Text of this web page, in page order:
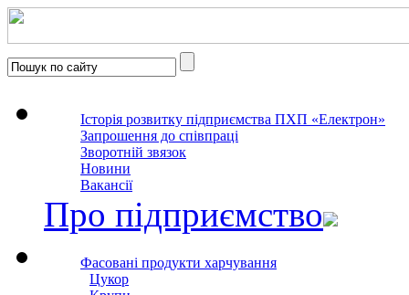
Історія розвитку підприємства ПХП «Електрон»
Запрошення до співпраці
Зворотній звязок
Новини
Вакансії
Про підприємство
Фасовані продукти харчування
Цукор